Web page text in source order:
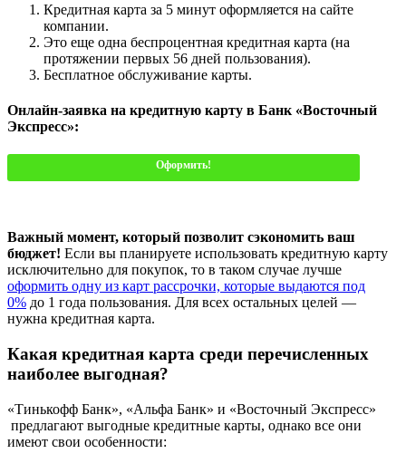
Кредитная карта за 5 минут оформляется на сайте
компании.
Это еще одна беспроцентная кредитная карта (на
протяжении первых 56 дней пользования).
Бесплатное обслуживание карты.
Онлайн-заявка на кредитную карту в Банк «Восточный
Экспресс»:
Оформить!
Важный момент, который позволит сэкономить ваш
бюджет! Если вы планируете использовать кредитную карту
исключительно для покупок, то в таком случае лучше
оформить одну из карт рассрочки, которые выдаются под
0% до 1 года пользования. Для всех остальных целей —
нужна кредитная карта.
Какая кредитная карта среди перечисленных
наиболее выгодная?
«Тинькофф Банк», «Альфа Банк» и «Восточный Экспресс»
предлагают выгодные кредитные карты, однако все они
имеют свои особенности: